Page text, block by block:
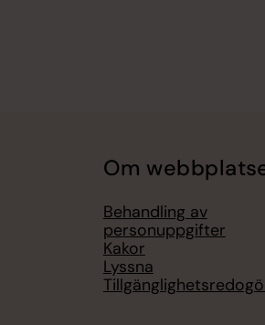
Om
Behandling av
personuppgifter
Kakor
Lyssna